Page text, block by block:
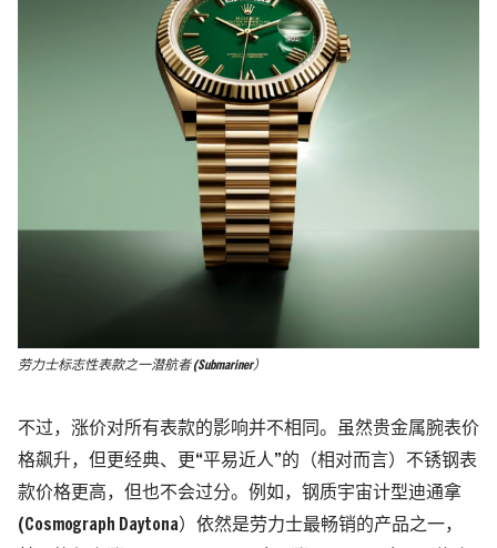
劳力士标志性表款之一潜航者 (Submariner）
不过，涨价对所有表款的影响并不相同。虽然贵金属腕表价
格飙升，但更经典、更“平易近人”的（相对而言）不锈钢表
款价格更高，但也不会过分。例如，钢质宇宙计型迪通拿
(Cosmograph Daytona）依然是劳力士最畅销的产品之一，